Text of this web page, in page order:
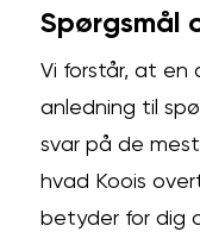
Spørgsmål
Vi forstår, at en
anledning til
svar på de
hvad Koois
betyder for dig